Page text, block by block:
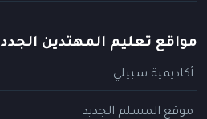
مواقع تعليم المهتدين الجدد
أكاديمية سبيلي
موقع المسلم الجديد